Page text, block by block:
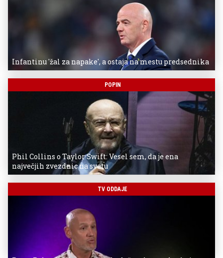
Infantinu 'žal za napake', a ostaja na mestu predsednika
POPIN
Phil Collins o Taylor Swift: Vesel sem, da je ena
največjih zvezdnic na svetu
TV ODDAJE